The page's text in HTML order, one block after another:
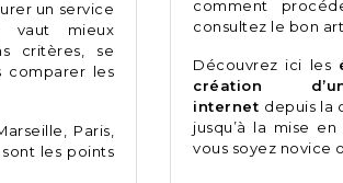
un service
vaut mieux
critères, se
comparer les
Paris,
les points
comment
consultez le bon
Découvrez ici les
création
internet depuis la
jusqu’à la mise
vous soyez novice